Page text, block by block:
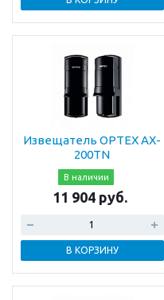
Извещатель OPTEX АX-
200TN
В наличии
11 904 руб.
В КОРЗИНУ